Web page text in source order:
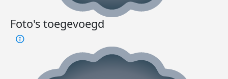
Foto's toegevoegd